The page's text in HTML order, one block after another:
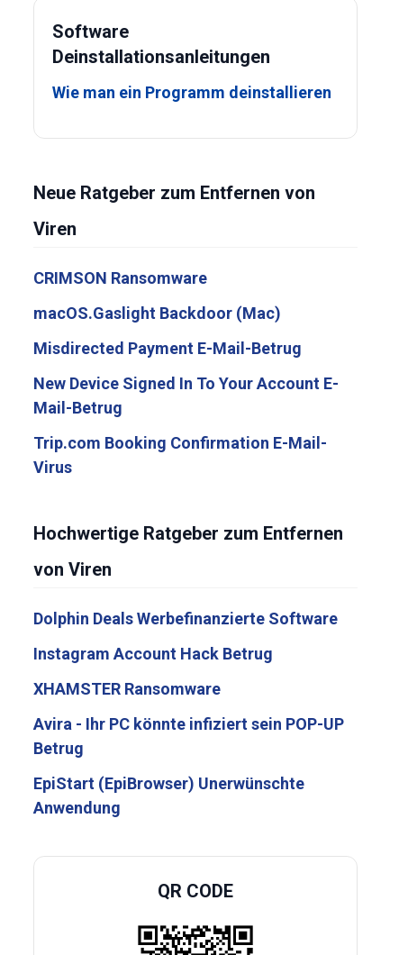
Software
Deinstallationsanleitungen
Wie man ein Programm deinstallieren
Neue Ratgeber zum Entfernen von
Viren
CRIMSON Ransomware
macOS.Gaslight Backdoor (Mac)
Misdirected Payment E-Mail-Betrug
New Device Signed In To Your Account E-
Mail-Betrug
Trip.com Booking Confirmation E-Mail-
Virus
Hochwertige Ratgeber zum Entfernen
von Viren
Dolphin Deals Werbefinanzierte Software
Instagram Account Hack Betrug
XHAMSTER Ransomware
Avira - Ihr PC könnte infiziert sein POP-UP
Betrug
EpiStart (EpiBrowser) Unerwünschte
Anwendung
QR CODE